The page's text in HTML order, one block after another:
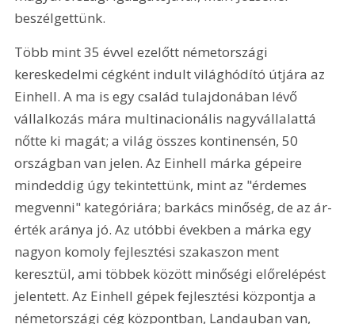
beszélgettünk.
Több mint 35 évvel ezelőtt németországi
kereskedelmi cégként indult világhódító útjára az
Einhell. A ma is egy család tulajdonában lévő
vállalkozás mára multinacionális nagyvállalattá
nőtte ki magát; a világ összes kontinensén, 50
országban van jelen. Az Einhell márka gépeire
mindeddig úgy tekintettünk, mint az "érdemes
megvenni" kategóriára; barkács minőség, de az ár-
érték aránya jó. Az utóbbi években a márka egy
nagyon komoly fejlesztési szakaszon ment
keresztül, ami többek között minőségi előrelépést
jelentett. Az Einhell gépek fejlesztési központja a
németországi cég központban, Landauban van,